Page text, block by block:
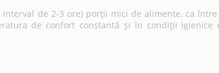
de 2-3 ore) porții mici de alimente, ca
de confort constantă și în condiții igienice